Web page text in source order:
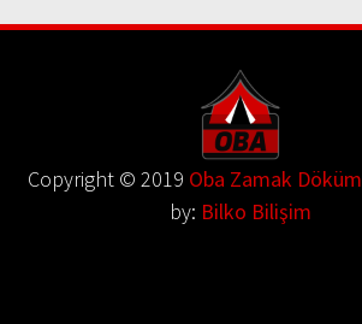
Copyright © 2019 Oba Zamak Döküm
by: Bilko Bilişim